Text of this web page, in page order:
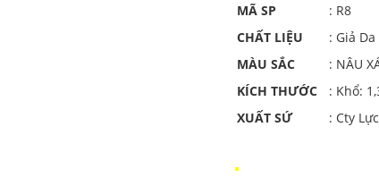
MÃ SP
: R8
CHẤT LIỆU
: Giả Da
MÀU SẮC
: NÂU
KÍCH THƯỚC
: Khổ:
XUẤT SỨ
: Cty